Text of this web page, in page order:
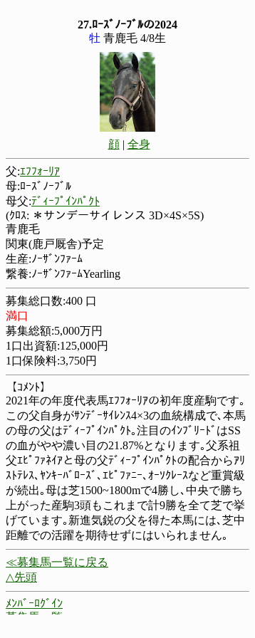
27.ﾛｰｽﾞﾉｰﾌﾞﾙの2024
牡 青鹿毛 4/8生
顔| 全身
父:ｴﾌﾌｫｰﾘｱ
母:ﾛｰｽﾞﾉｰﾌﾞﾙ
母父:ﾃﾞｨｰﾌﾟｲﾝﾊﾟｸﾄ
(ｸﾛｽ: ＊サンデーサイレンス 3D×4S×5S)
青鹿毛
関東(鹿戸厩舎)予定
生産:ﾉｰｻﾞﾝﾌｧｰﾑ
繋養:ﾉｰｻﾞﾝﾌｧｰﾑYearling
募集総口数:400 口
満口
募集総額:5,000万円
1口出資額:125,000円
1口保険料:3,750円
【ｺﾒﾝﾄ】
2021年の年度代表馬ｴﾌﾌｫｰﾘｱの初年度産駒です｡
この父自身がｻﾝﾃﾞｰｻｲﾚﾝｽ4×3の血統構成で､本馬
の母の父はﾃﾞｨｰﾌﾟｲﾝﾊﾟｸﾄ｡注目のｲﾝﾌﾞﾘｰﾄﾞはSS
の血がやや濃い目の21.87%となります｡父系祖
父ｴﾋﾟﾌｧﾈｲｱと母の父ﾃﾞｨｰﾌﾟｲﾝﾊﾟｸﾄの配合からｱﾘ
ｽﾄﾃﾚｽ､ﾔﾝｷｰﾊﾞﾛｰｽﾞ､ｴﾋﾟﾌｧﾆｰ､ｵｰｿｸﾚｰｽなど重賞級
が続出｡母は芝1500~1800mで4勝し､中央で勝ち
上がった産駒3頭もこれまで計9勝を全て芝で挙
げています｡新進気鋭の父を得た本馬には､芝中
距離での活躍を期待せずにはいられません｡
≪募集馬一覧に戻る
△先頭
ﾒﾝﾊﾞｰﾛｸﾞｲﾝ
募集馬一覧